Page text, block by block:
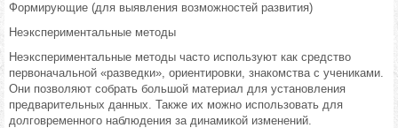
Формирующие (для выявления возможностей развития)
Неэкспериментальные методы
Неэкспериментальные методы часто используют как средство
первоначальной «разведки», ориентировки, знакомства с учениками.
Они позволяют собрать большой материал для установления
предварительных данных. Также их можно использовать для
долговременного наблюдения за динамикой изменений.